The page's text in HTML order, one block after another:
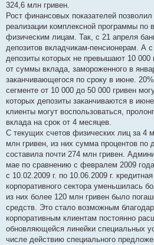
324,6 млн гривен.
Рост финансовых показателей позволил
реализации комплексной программы по
физическим лицам. Так, с 21 апреля
депозитов вкладчикам-пенсионерам. А
депозиты которых не превышают 10 000
от суммы вклада, замороженного в
заканчивающегося по сроку в июне.
сегменте от 10 000 до 50 000 гривен
которых депозиты заканчиваются в
клиенты могут воспользоваться,
вклада на срок от 4 месяцев.
С текущих счетов физических лиц за 4
млн гривен, из них сумма процентов по
составила почти 274 млн гривен.
мае по сравнению с февралем 2009
с 10.02.2009 г. по 10.06.2009 г.
корпоративного сектора уменьшилась
из них более 120 млн гривен было
средств. Это стало возможным
корпоративным клиентам постоянно
обновляющейся линейки специальных
числе действию специального